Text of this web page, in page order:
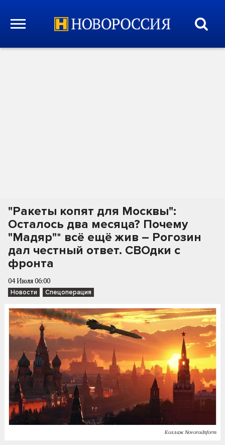
"Ракеты копят для Москвы":
Осталось два месяца? Почему
"Мадяр"* всё ещё жив – Рогозин
дал честный ответ. СВОдки с
фронта
04 Июля 06:00
Новости Спецоперация
Коллаж NovorosInform